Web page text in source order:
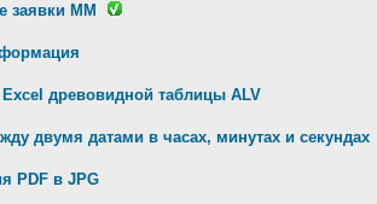
заявки ММ
Excel древовидной таблицы ALV
двумя датами в часах, минутах и секундах
PDF в JPG